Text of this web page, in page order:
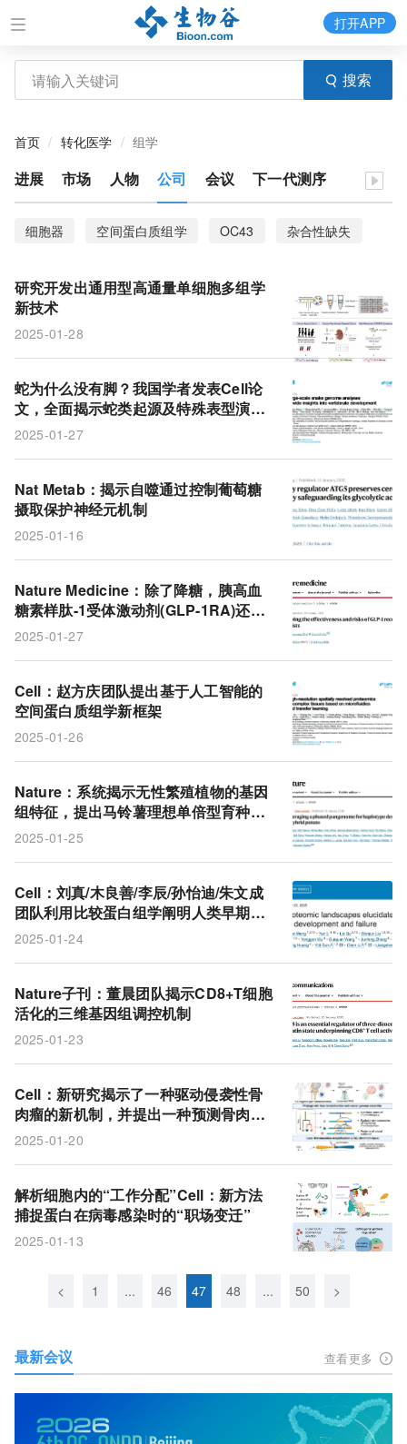
搜索
打开APP
首页 转化医学 组学
进展 市场 人物 公司 会议 下一代测序
细胞器 空间蛋白质组学 OC43
杂合性缺失
研究开发出通用型高通量单细胞多组学
新技术
2025-01-28
蛇为什么没有脚？我国学者发表Cell论
文，全面揭示蛇类起源及特殊表型演化
的遗传基础
2025-01-27
Nat Metab：揭示自噬通过控制葡萄糖
摄取保护神经元机制
2025-01-16
Nature Medicine：除了降糖，胰高血
糖素样肽-1受体激动剂(GLP-1RA)还能
带来哪些意外惊喜？
2025-01-27
Cell：赵方庆团队提出基于人工智能的
空间蛋白质组学新框架
2025-01-26
Nature：系统揭示无性繁殖植物的基因
组特征，提出马铃薯理想单倍型育种新
策略
2025-01-25
Cell：刘真/木良善/李辰/孙怡迪/朱文成
团队利用比较蛋白组学阐明人类早期胚
胎发育的成功与失败
2025-01-24
Nature子刊：董晨团队揭示CD8+T细胞
活化的三维基因组调控机制
2025-01-23
Cell：新研究揭示了一种驱动侵袭性骨
肉瘤的新机制，并提出一种预测骨肉瘤
预后的新型生物标志物
2025-01-20
解析细胞内的“工作分配”Cell：新方法
捕捉蛋白在病毒感染时的“职场变迁”
2025-01-13
< 1 ... 46 47 48 ... 50 >
最新会议 查看更多